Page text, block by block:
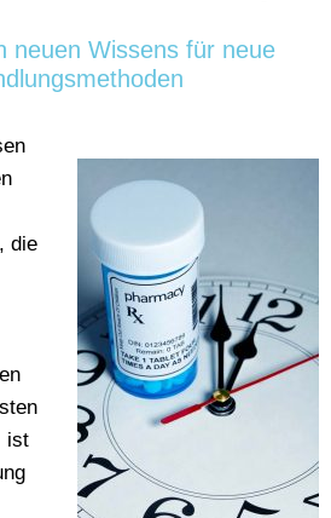
neuen Wissens für neue
, die
ist